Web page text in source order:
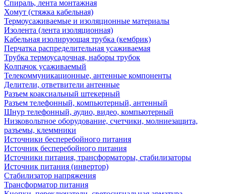
Спираль, лента монтажная
Хомут (стяжка кабельная)
Термоусаживаемые и изоляционные материалы
Изолента (лента изоляционная)
Кабельная изолирующая трубка (кембрик)
Перчатка распределительная усаживаемая
Трубка термоусадочная, наборы трубок
Колпачок усаживаемый
Телекоммуникационные, антенные компоненты
Делители, ответвители антенные
Разъем коаксиальный штекерный
Разъем телефонный, компьютерный, антенный
Шнур телефонный, аудио, видео, компьютерный
Низковольтное оборудование, счетчики, молниезащита,
разъемы, клеммники
Источники бесперебойного питания
Источник бесперебойного питания
Источники питания, трансформаторы, стабилизаторы
Источник питания (инвертор)
Стабилизатор напряжения
Трансформатор питания